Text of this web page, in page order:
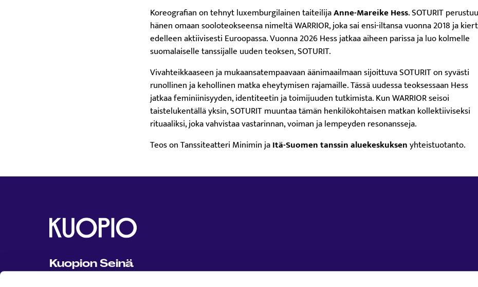
Koreografian on tehnyt luxemburgilainen taiteilijaAnne-Mareike Hess. SOTURIT perustuu
hänen omaan sooloteokseensa nimeltä WARRIOR, joka sai ensi-iltansa vuonna 2018 ja
edelleen aktiivisesti Euroopassa. Vuonna 2026 Hess jatkaa aiheen parissa ja luo kolmelle
suomalaiselle tanssijalle uuden teoksen, SOTURIT.
Vivahteikkaaseen ja mukaansatempaavaan äänimaailmaan sijoittuva SOTURIT on syvästi
runollinen ja kehollinen matka eheytymisen rajamaille. Tässä uudessa teoksessaan Hess
jatkaa feminiinisyyden, identiteetin ja toimijuuden tutkimista. Kun WARRIOR seisoi
taistelukentällä yksin, SOTURIT muuntaa tämän henkilökohtaisen matkan kollektiiviseksi
rituaaliksi, joka vahvistaa vastarinnan, voiman ja lempeyden resonansseja.
Teos on Tanssiteatteri Minimin jaItä-Suomen tanssin aluekeskuksenyhteistuotanto.
Kuopion Seinä